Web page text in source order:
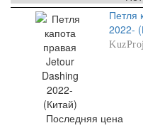
Петля
2022-
Последняя цена